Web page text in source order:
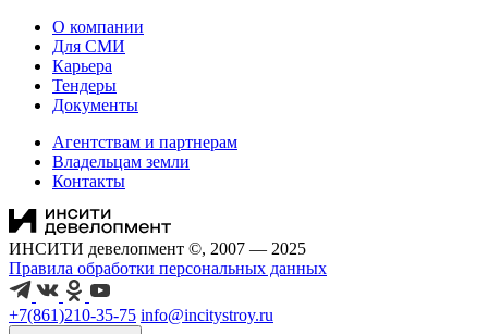
О компании
Для СМИ
Карьера
Тендеры
Документы
Агентствам и партнерам
Владельцам земли
Контакты
ИНСИТИ девелопмент ©, 2007 — 2025
Правила обработки персональных данных
+7(861)210-35-75 info@incitystroy.ru